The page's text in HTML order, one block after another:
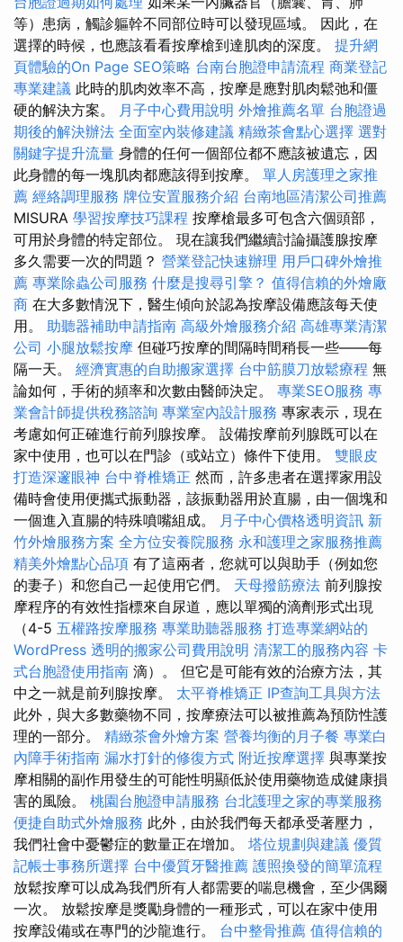
等）患病，觸診軀幹不同部位時可以發現區域。 因此，在
選擇的時候，也應該看看按摩槍到達肌肉的深度。 提升網
頁體驗的On Page SEO策略 台南台胞證申請流程 商業登記
專業建議 此時的肌肉效率不高，按摩是應對肌肉鬆弛和僵
硬的解決方案。 月子中心費用說明 外燴推薦名單 台胞證過
期後的解決辦法 全面室內裝修建議 精緻茶會點心選擇 選對
關鍵字提升流量 身體的任何一個部位都不應該被遺忘，因
此身體的每一塊肌肉都應該得到按摩。 單人房護理之家推
薦 經絡調理服務 牌位安置服務介紹 台南地區清潔公司推薦
MISURA 學習按摩技巧課程 按摩槍最多可包含六個頭部，
可用於身體的特定部位。 現在讓我們繼續討論攝護腺按摩
多久需要一次的問題？ 營業登記快速辦理 用戶口碑外燴推
薦 專業除蟲公司服務 什麼是搜尋引擎？ 值得信賴的外燴廠
商 在大多數情況下，醫生傾向於認為按摩設備應該每天使
用。 助聽器補助申請指南 高級外燴服務介紹 高雄專業清潔
公司 小腿放鬆按摩 但碰巧按摩的間隔時間稍長一些——每
隔一天。 經濟實惠的自助搬家選擇 台中筋膜刀放鬆療程 無
論如何，手術的頻率和次數由醫師決定。 專業SEO服務 專
業會計師提供稅務諮詢 專業室內設計服務 專家表示，現在
考慮如何正確進行前列腺按摩。 設備按摩前列腺既可以在
家中使用，也可以在門診（或站立）條件下使用。 雙眼皮
打造深邃眼神 台中脊椎矯正 然而，許多患者在選擇家用設
備時會使用便攜式振動器，該振動器用於直腸，由一個塊和
一個進入直腸的特殊噴嘴組成。 月子中心價格透明資訊 新
竹外燴服務方案 全方位安養院服務 永和護理之家服務推薦
精美外燴點心品項 有了這兩者，您就可以與助手（例如您
的妻子）和您自己一起使用它們。 天母撥筋療法 前列腺按
摩程序的有效性指標來自尿道，應以單獨的滴劑形式出現
（4-5 五權路按摩服務 專業助聽器服務 打造專業網站的
WordPress 透明的搬家公司費用說明 清潔工的服務內容 卡
式台胞證使用指南 滴）。 但它是可能有效的治療方法，其
中之一就是前列腺按摩。 太平脊椎矯正 IP查詢工具與方法
此外，與大多數藥物不同，按摩療法可以被推薦為預防性護
理的一部分。 精緻茶會外燴方案 營養均衡的月子餐 專業白
內障手術指南 漏水打針的修復方式 附近按摩選擇 與專業按
摩相關的副作用發生的可能性明顯低於使用藥物造成健康損
害的風險。 桃園台胞證申請服務 台北護理之家的專業服務
便捷自助式外燴服務 此外，由於我們每天都承受著壓力，
我們社會中憂鬱症的數量正在增加。 塔位規劃與建議 優質
記帳士事務所選擇 台中優質牙醫推薦 護照換發的簡單流程
放鬆按摩可以成為我們所有人都需要的喘息機會，至少偶爾
一次。 放鬆按摩是獎勵身體的一種形式，可以在家中使用
按摩設備或在專門的沙龍進行。 台中整骨推薦 值得信賴的